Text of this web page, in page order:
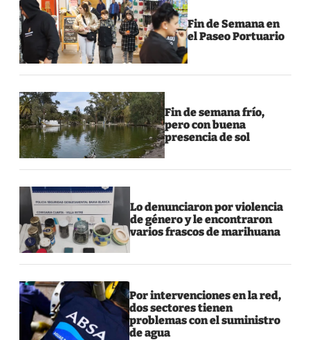
Fin de Semana en
el Paseo Portuario
Fin de semana frío,
pero con buena
presencia de sol
Lo denunciaron por violencia
de género y le encontraron
varios frascos de marihuana
Por intervenciones en la red,
dos sectores tienen
problemas con el suministro
de agua